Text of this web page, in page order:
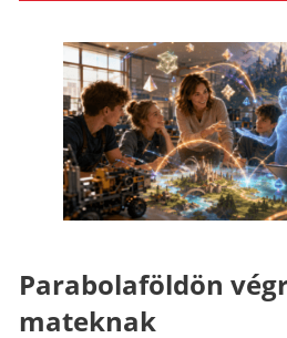
Parabolaföldön
mateknak